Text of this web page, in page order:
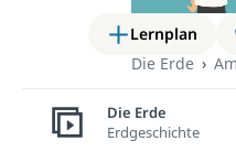
Lernplan
Die Erde
(Video)
Die Erde
Erdgeschichte